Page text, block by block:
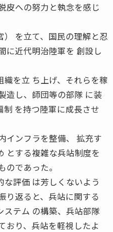
皮への努力と執念を感じ
を立て、国民の理解と忍
に近代明治陸軍を 創設し
を立 ち上げ、それらを稼
造し、師団等の部隊 に装
を持つ陸軍に成長させ
インフラを整備、 拡充す
とする複雑な兵站制度を
であった。
評価 は芳しくないよう
り返ると、兵站に関する
テム の構築、兵站部隊
おり、兵站を軽視したよ